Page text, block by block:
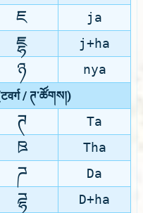
ཇ ja
ཇྷ j+ha
ཉ
nya
/ ཊ་ཚོགས།)
ཊ Ta
ཋ Tha
ཌ Da
ཌྷ D+ha